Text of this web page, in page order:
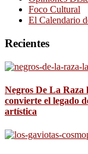
Foco Cultural
El Calendario
Recientes
Negros De La Raza
convierte el legado
artística